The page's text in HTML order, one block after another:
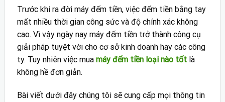
Trước khi ra đời máy đếm tiền, việc đếm tiền bằng tay
mất nhiều thời gian công sức và độ chính xác không
cao. Vì vậy ngày nay máy đếm tiền trở thành công cụ
giải pháp tuyệt vời cho cơ sở kinh doanh hay các công
ty. Tuy nhiên việc mua máy đếm tiền loại nào tốt là
không hề đơn giản.
Bài viết dưới đây chúng tôi sẽ cung cấp mọi thông tin